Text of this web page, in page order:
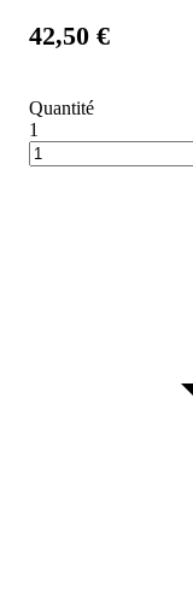
42,50 €
Quantité
1